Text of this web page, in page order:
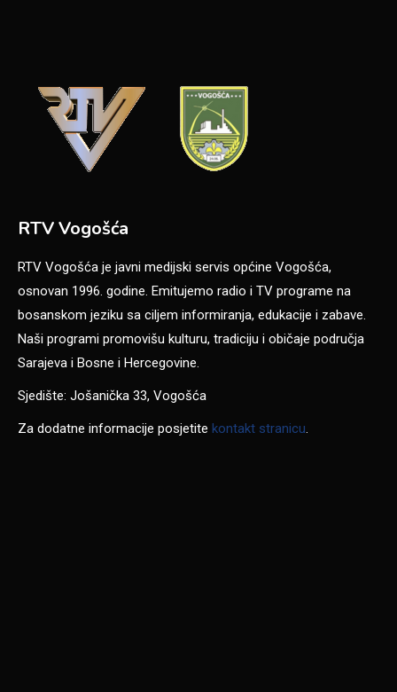
RTV Vogošća
RTV Vogošća je javni medijski servis općine Vogošća,
osnovan 1996. godine. Emitujemo radio i TV programe na
bosanskom jeziku sa ciljem informiranja, edukacije i zabave.
Naši programi promovišu kulturu, tradiciju i običaje područja
Sarajeva i Bosne i Hercegovine.
Sjedište: Jošanička 33, Vogošća
Za dodatne informacije posjetite kontakt stranicu